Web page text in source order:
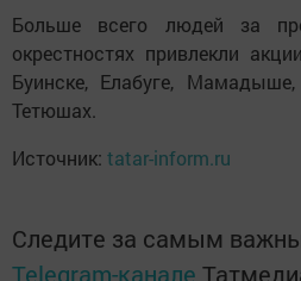
Больше всего людей за
окрестностях привлекли
Буинске, Елабуге,
Тетюшах.
Источник: tatar-inform.ru
Следите за самым
Telegram-канале